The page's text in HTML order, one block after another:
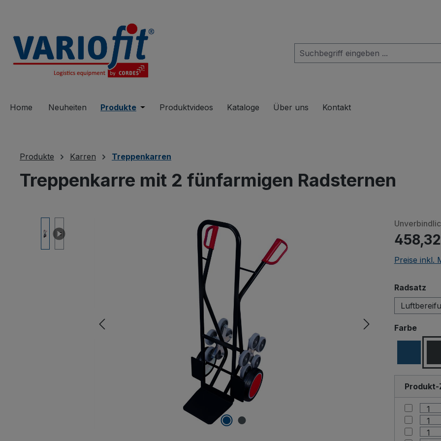
Home Neuheiten Produkte Öffne oder Schließe das Dropdown der Kategorie Produkte
Produktvideos Kataloge Über uns Kontakt
Produkte Karren Treppenkarren
Treppenkarre mit 2 fünfarmigen Radsternen
Beim
Quellen)
Preise inkl.
Radsatz
Farbe